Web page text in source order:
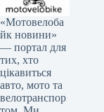
«Мотовелоба
йк новини»
— портал для
тих, хто
цікавиться
авто, мото та
велотранспор